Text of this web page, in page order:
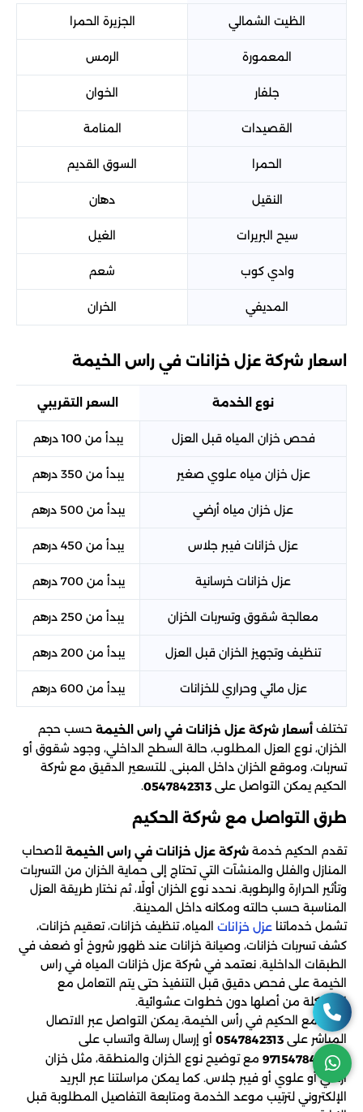
الظيت الشمالي الجزيرة الحمرا
المعمورة الرمس
جلفار الخوان
القصيدات المنامة
الحمرا السوق القديم
النقيل دهان
سيح البريرات الغيل
وادي كوب شعم
المديفي الخران
اسعار شركة عزل خزانات في راس الخيمة
نوع الخدمة السعر التقريبي
فحص خزان المياه قبل العزل يبدأ من 100 درهم
عزل خزان مياه علوي صغير يبدأ من 350 درهم
عزل خزان مياه أرضي يبدأ من 500 درهم
عزل خزانات فيبر جلاس يبدأ من 450 درهم
عزل خزانات خرسانية يبدأ من 700 درهم
معالجة شقوق وتسربات الخزان يبدأ من 250 درهم
تنظيف وتجهيز الخزان قبل العزل يبدأ من 200 درهم
عزل مائي وحراري للخزانات يبدأ من 600 درهم
تختلف أسعار شركة عزل خزانات في راس الخيمة حسب حجم
الخزان، نوع العزل المطلوب، حالة السطح الداخلي، وجود شقوق أو
تسربات، وموقع الخزان داخل المبنى. للتسعير الدقيق مع شركة
الحكيم يمكن التواصل على 0547842313
.
طرق التواصل مع شركة الحكيم
تقدم الحكيم خدمة شركة عزل خزانات في راس الخيمة لأصحاب
المنازل والفلل والمنشآت التي تحتاج إلى حماية الخزان من التسربات
وتأثير الحرارة والرطوبة. نحدد نوع الخزان أولًا، ثم نختار طريقة العزل
المناسبة حسب حالته ومكانه داخل المدينة.
تشمل خدماتنا عزل خزانات المياه، تنظيف خزانات، تعقيم خزانات،
كشف تسربات خزانات، وصيانة خزانات عند ظهور شروخ أو ضعف في
الطبقات الداخلية. نعتمد في شركة عزل خزانات المياه في راس
الخيمة على فحص دقيق قبل التنفيذ حتى يتم التعامل مع
المشكلة من أصلها دون خطوات عشوائية.
للحجز مع الحكيم في رأس الخيمة، يمكن التواصل عبر الاتصال
المباشر على 0547842313 أو إرسال رسالة واتساب على
مع توضيح نوع الخزان والمنطقة، مثل خزان
أرضي أو علوي أو فيبر جلاس. كما يمكن مراسلتنا عبر البريد
الإلكتروني لترتيب موعد الخدمة ومتابعة التفاصيل المطلوبة قبل